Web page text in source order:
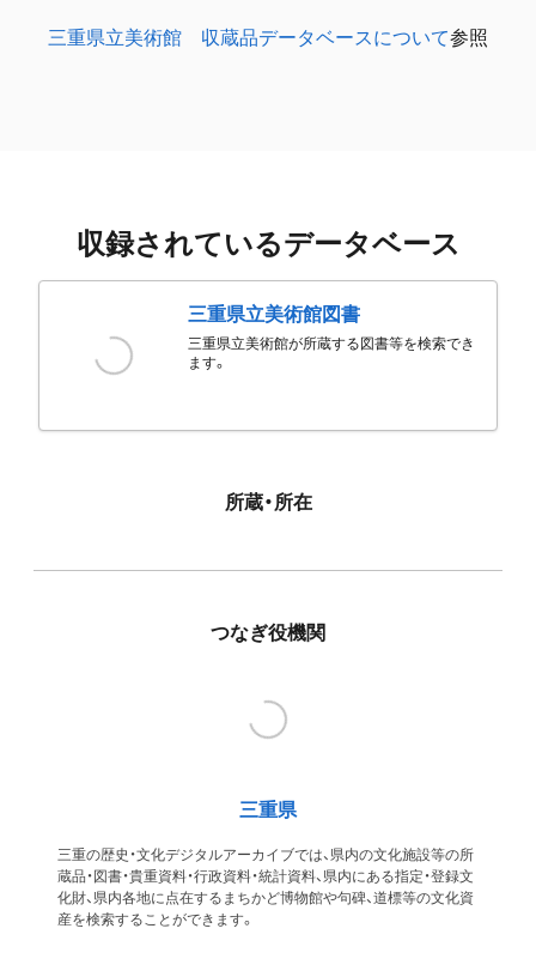
三重県立美術館 収蔵品データベースについて参照
収録されているデータベース
三重県立美術館図書
三重県立美術館が所蔵する図書等を検索でき
ます。
所蔵・所在
つなぎ役機関
三重県
三重の歴史・文化デジタルアーカイブでは、県内の文化施設等の所
蔵品・図書・貴重資料・行政資料・統計資料、県内にある指定・登録文
化財、県内各地に点在するまちかど博物館や句碑、道標等の文化資
産を検索することができます。